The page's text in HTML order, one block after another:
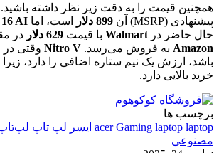
همچنین قیمت را به دقت زیر نظر داشته
پیشنهادی (MSRP) آن
899 دلار است، اما AI
حال حاضر در Walmart با قیمت 629 دلار در
Amazon به فروش می‌رسد. Nitro V وقتی
باشد، ارزش یک نیم ستاره اضافی را دارد،
خرید بالایی دارد.
برچسب ها
acer Gaming laptop laptop ایسر لپ تاپ
مصنوعی